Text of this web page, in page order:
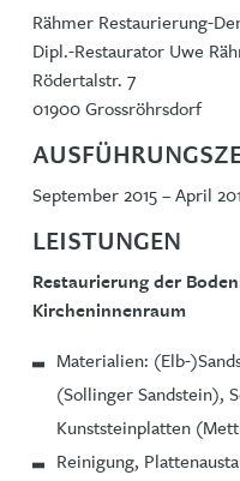
Rähmer Restaurierung-
Dipl.-Restaurator Uwe
Rödertalstr. 7
01900 Grossröhrsdorf
September 2015 – April
LEISTUNGEN
Restaurierung der
Kircheninnenraum
Materialien: (Elb-
(Sollinger Sandstein),
Kunststeinplatten
Reinigung,